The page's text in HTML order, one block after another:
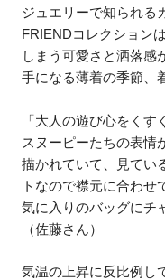
ジュエリーで知られる
FRIENDコレクション
しまう可愛さと洒落感
手になる薄着の季節、
「大人の遊び心をくす
スヌーピーたちの表情
描かれていて、見てい
トなので襟元に合わせ
気に入りのバッグにチ
（佐藤さん）
気温の上昇に反比例し